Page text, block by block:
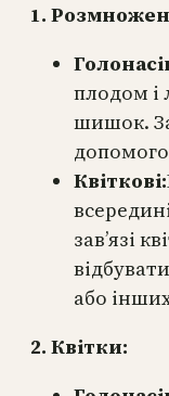
1.
плодом і
шишок.
Квіткові:
зав’язі
або
2. Квітки: